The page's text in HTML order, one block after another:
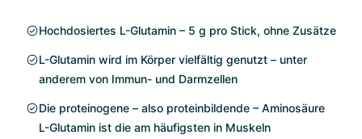
Hochdosiertes L-Glutamin – 5 g pro Stick, ohne Zusätze
L-Glutamin wird im Körper vielfältig genutzt – unter
anderem von Immun- und Darmzellen
Die proteinogene – also proteinbildende – Aminosäure
L-Glutamin ist die am häufigsten in Muskeln